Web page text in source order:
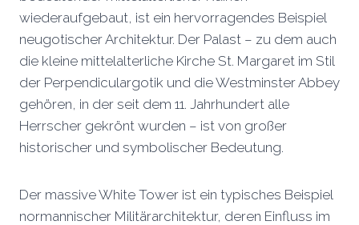
wiederaufgebaut, ist ein hervorragendes Beispiel
neugotischer Architektur. Der Palast – zu dem auch
die kleine mittelalterliche Kirche St. Margaret im Stil
der Perpendiculargotik und die Westminster Abbey
gehören, in der seit dem 11. Jahrhundert alle
Herrscher gekrönt wurden – ist von großer
historischer und symbolischer Bedeutung.
Der massive White Tower ist ein typisches Beispiel
normannischer Militärarchitektur, deren Einfluss im